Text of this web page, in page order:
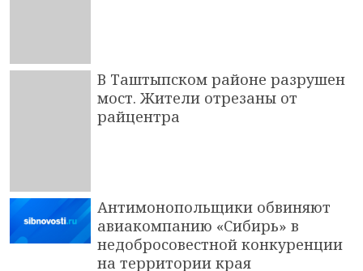
В Таштыпском районе разрушен
мост. Жители отрезаны от
райцентра
Антимонопольщики обвиняют
авиакомпанию «Сибирь» в
недобросовестной конкуренции
на территории края